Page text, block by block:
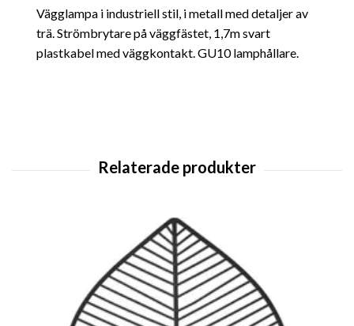
Vägglampa i industriell stil, i metall med detaljer av
trä. Strömbrytare på väggfästet, 1,7m svart
plastkabel med väggkontakt. GU10 lamphållare.